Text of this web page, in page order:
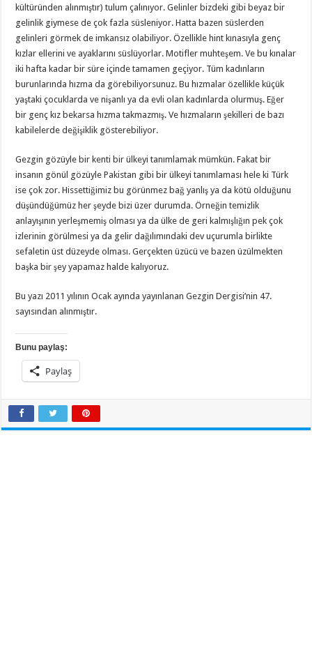
kültüründen alınmıştır) tulum çalınıyor. Gelinler bizdeki gibi beyaz bir
gelinlik giymese de çok fazla süsleniyor. Hatta bazen süslerden
gelinleri görmek de imkansız olabiliyor. Özellikle hint kınasıyla genç
kızlar ellerini ve ayaklarını süslüyorlar. Motifler muhteşem. Ve bu kınalar
iki hafta kadar bir süre içinde tamamen geçiyor. Tüm kadınların
burunlarında hızma da görebiliyorsunuz. Bu hızmalar özellikle küçük
yaştaki çocuklarda ve nişanlı ya da evli olan kadınlarda olurmuş. Eğer
bir genç kız bekarsa hızma takmazmış. Ve hızmaların şekilleri de bazı
kabilelerde değişiklik gösterebiliyor.
Gezgin gözüyle bir kenti bir ülkeyi tanımlamak mümkün. Fakat bir
insanın gönül gözüyle Pakistan gibi bir ülkeyi tanımlaması hele ki Türk
ise çok zor. Hissettiğimiz bu görünmez bağ yanlış ya da kötü olduğunu
düşündüğümüz her şeyde bizi üzer durumda. Örneğin temizlik
anlayışının yerleşmemiş olması ya da ülke de geri kalmışlığın pek çok
izlerinin görülmesi ya da gelir dağılımındaki dev uçurumla birlikte
sefaletin üst düzeyde olması. Gerçekten üzücü ve bazen üzülmekten
başka bir şey yapamaz halde kalıyoruz.
Bu yazı 2011 yılının Ocak ayında yayınlanan Gezgin Dergisi’nin 47.
sayısından alınmıştır.
Bunu paylaş:
Paylaş